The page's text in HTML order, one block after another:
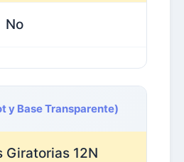
No
y Base Transparente)
Giratorias 12N